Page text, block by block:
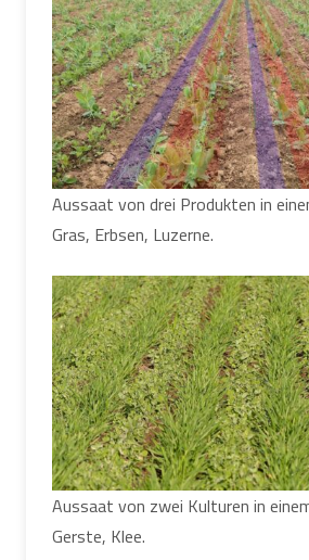
Aussaat von drei Produkten in
Gras, Erbsen, Luzerne.
Aussaat von zwei Kulturen in
Gerste, Klee.